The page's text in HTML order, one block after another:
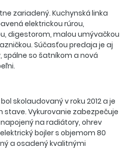
zariadený. Kuchynská linka
elektrickou rúrou,
digestorom, malou umývačkou
Súčasťou predaja je aj
spálne so šatníkom a nová
skolaudovaný v roku 2012 a je
Vykurovanie zabezpečuje
na radiátory, ohrev
bojler s objemom 80
a osadený kvalitnými